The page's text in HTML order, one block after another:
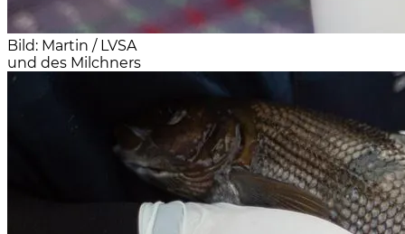
Bild: Martin / LVSA
und des Milchners